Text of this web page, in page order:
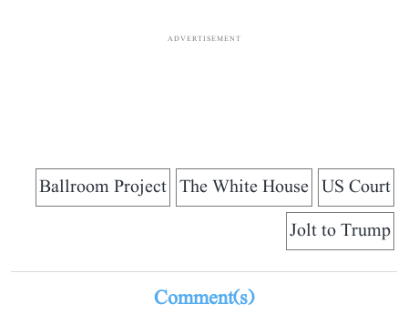
ADVERTISEMENT
US Court
The White House
Ballroom Project
Jolt to Trump
Comment(s)